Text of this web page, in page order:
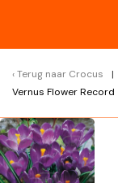
Terug naar Crocus
Vernus Flower Record